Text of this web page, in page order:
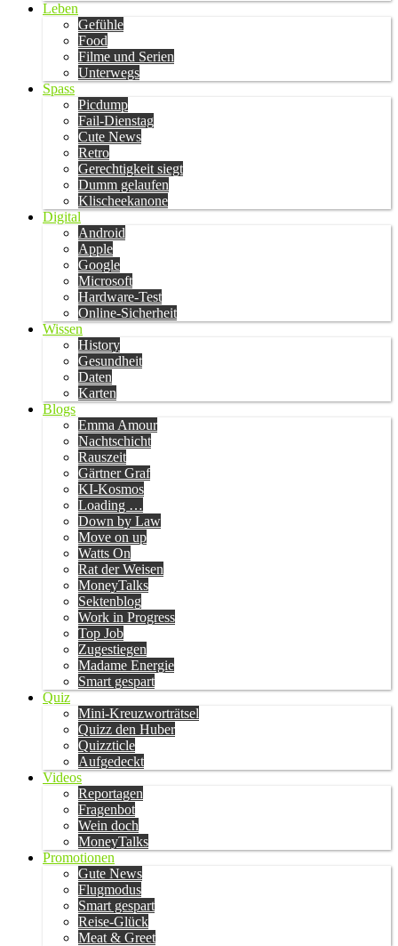
Leben
Gefühle
Food
Filme und Serien
Unterwegs
Spass
Picdump
Fail-Dienstag
Cute News
Retro
Gerechtigkeit siegt
Dumm gelaufen
Klischeekanone
Digital
Android
Apple
Google
Microsoft
Hardware-Test
Online-Sicherheit
Wissen
History
Gesundheit
Daten
Karten
Blogs
Emma Amour
Nachtschicht
Rauszeit
Gärtner Graf
KI-Kosmos
Loading …
Down by Law
Move on up
Watts On
Rat der Weisen
MoneyTalks
Sektenblog
Work in Progress
Top Job
Zugestiegen
Madame Energie
Smart gespart
Quiz
Mini-Kreuzworträtsel
Quizz den Huber
Quizzticle
Aufgedeckt
Videos
Reportagen
Fragenbot
Wein doch
MoneyTalks
Promotionen
Gute News
Flugmodus
Smart gespart
Reise-Glück
Meat & Greet